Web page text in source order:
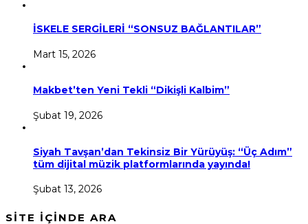
İSKELE SERGİLERİ “SONSUZ BAĞLANTILAR”
Mart 15, 2026
Makbet’ten Yeni Tekli “Dikişli Kalbim”
Şubat 19, 2026
Siyah Tavşan’dan Tekinsiz Bir Yürüyüş: “Üç Adım”
tüm dijital müzik platformlarında yayında!
Şubat 13, 2026
SİTE İÇİNDE ARA